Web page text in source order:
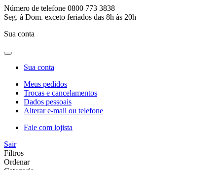
Número de telefone 0800 773 3838
Seg. à Dom. exceto feriados das 8h às 20h
Sua conta
Sua conta
Meus pedidos
Trocas e cancelamentos
Dados pessoais
Alterar e-mail ou telefone
Fale com lojista
Sair
Filtros
Ordenar